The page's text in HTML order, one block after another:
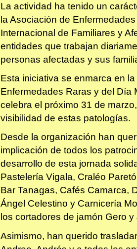
La actividad ha tenido un
la Asociación de
Internacional de Familiares y
entidades que trabajan
personas afectadas y sus
Esta iniciativa se enmarca en
Enfermedades Raras y del Día
celebra el próximo 31 de
visibilidad de estas patologías.
Desde la organización han
implicación de todos los
desarrollo de esta jornada
Pastelería Vigala, Craléo
Bar Tanagas, Cafés Camarca,
Ángel Celestino y Carnicería
los cortadores de jamón Gero
Asimismo, han querido